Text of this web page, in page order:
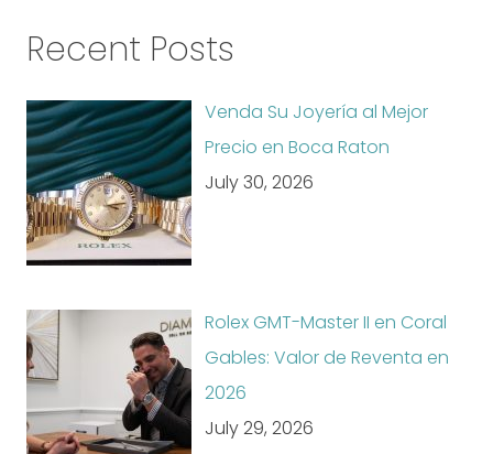
Recent Posts
Venda Su Joyería al Mejor
Precio en Boca Raton
July 30, 2026
Rolex GMT-Master II en Coral
Gables: Valor de Reventa en
2026
July 29, 2026